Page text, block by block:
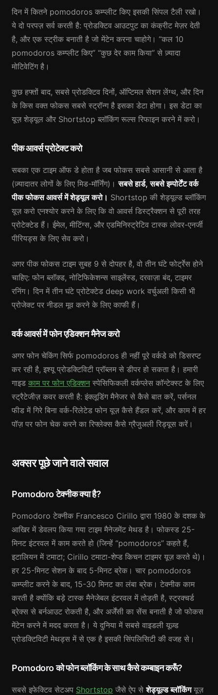
दिन में कितने pomodoros कम्प्लीट किए इसकी सिंपल टैली रखो।
ये दो परपज़ सर्व करती है: प्रोडक्टिव आउटपुट का कंक्रीट मेज़र देती
है, और एक स्ट्रीक बनाती है जो मेंटेन करना चाहोगे। “कल 10
pomodoros कम्प्लीट किए” “कुछ देर काम किया” से ज़्यादा
मोटिवेटिंग है।
कुछ हफ्तों बाद, सबसे प्रोडक्टिव दिनों, ऑप्टिमल सेशन लेंग्थ, और दिन
के किस वक्त फोकस सबसे स्ट्रॉन्ग है इसका डेटा होगा। इस डेटा का
यूज़ शेड्यूल और Shortstop ब्लॉकिंग रूल्स रिफाइन करने में करो।
पीक आवर्स प्रोटेक्ट करो
सबका एक टाइम ऑफ डे होता है जब फोकस सबसे आसानी से आता है
(ज़्यादातर लोगों के लिए मिड-मॉर्निंग)।सबसे हार्ड, सबसे इम्पोर्टेंट वर्क
पीक फोकस आवर्स में शेड्यूल करो। Shortstop की शेड्यूल्ड ब्लॉकिंग
यूज़ करो एनश्योर करने के लिए कि वो आवर्स डिस्ट्रैक्शन से पूरी तरह
प्रोटेक्टेड हैं। ईमेल, मीटिंग्स, और एडमिनिस्ट्रेटिव टास्क लोवर-एनर्जी
पीरियड्स के लिए सेव करो।
अगर पीक फोकस टाइम सुबह 9 से दोपहर है, वो तीन घंटे फोर्ट्रेस होने
चाहिए: फोन ब्लॉक्ड, नोटिफिकेशन्स साइलेंस्ड, दरवाज़ा बंद, टाइमर
रनिंग। दिन में तीन घंटे प्रोटेक्टेड deep work वर्चुअली किसी भी
प्रोजेक्ट पर नीडल मूव करने के लिए काफी हैं।
वर्क आवर्स में फोन एडिक्शन मैनेज करो
अगर फोन चेकिंग सिर्फ pomodoros ही नहीं पूरे वर्कडे को डिसरप्ट
कर रही है, इश्यू प्रोडक्टिविटी प्रॉब्लम से डीपर हो सकता है। हमारी
गाइड काम पर फोन एडिक्शनस्पेसिफिकली वर्कप्लेस कॉन्टेक्स्ट के लिए
स्ट्रैटेजीज़ कवर करती है: इंक्लूडिंग मैनेजर से कैसे बात करें, पर्सनल
फीड में गिरे बिना वर्क-रिलेटेड फोन यूज़ कैसे हैंडल करें, और काम में हर
पॉज़ पर फोन चेक करने का रिफ्लेक्स कैसे ग्रैजुअली रिड्यूस करें।
अक्सर पूछे जाने वाले सवाल
Pomodoro टेक्नीक क्या है?
Pomodoro टेक्नीक Francesco Cirillo द्वारा 1980 के दशक के
आखिर में डेवलप किया गया टाइम मैनेजमेंट मेथड है। फोकस्ड 25-
मिनट इंटरवल में काम करते हो (जिन्हें “pomodoros” कहते हैं,
इटालियन में टमाटा; Cirillo टमाटा-शेप्ड किचन टाइमर यूज़ करते थे)।
हर 25-मिनट सेशन के बाद 5-मिनट ब्रेक। चार pomodoros
कम्प्लीट करने के बाद, 15-30 मिनट का लंबा ब्रेक। टेक्नीक काम
करती है क्योंकि बड़े टास्क मैनेजेबल इंटरवल में तोड़ती है, स्ट्रक्चर्ड
ब्रेक्स से बर्नआउट रोकती है, और अर्जेंसी का सेंस बनाती है जो फोकस
मेंटेन करने में मदद करता है। ये दुनिया में सबसे वाइडली यूज़्ड
प्रोडक्टिविटी मेथड्स में से एक है इसकी सिंपलिसिटी की वजह से।
Pomodoro को फोन ब्लॉकिंग के साथ कैसे कम्बाइन करूँ?
सबसे इफेक्टिव सेटअप Shortstop जैसे ऐप सेशेड्यूल्ड ब्लॉकिंगयूज़